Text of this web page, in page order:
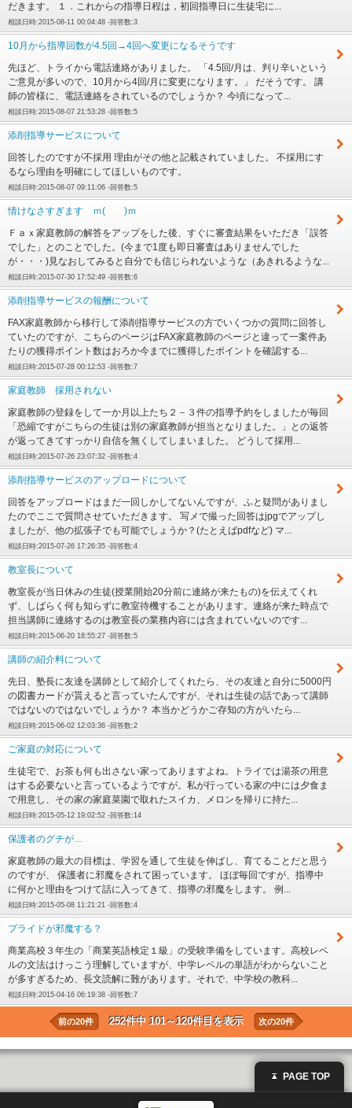
だきます。 １．これからの指導日程は，初回指導日に生徒宅に...
相談日時:2015-08-11 00:04:48 -回答数:3
10月から指導回数が4.5回→4回へ変更になるそうです
先ほど、トライから電話連絡がありました。 「4.5回/月は、判り辛いという
ご意見が多いので、10月から4回/月に変更になります。」 だそうです。 講
師の皆様に、電話連絡をされているのでしょうか？ 今頃になって...
相談日時:2015-08-07 21:53:28 -回答数:5
添削指導サービスについて
回答したのですが不採用 理由がその他と記載されていました。 不採用にす
るなら理由を明確にしてほしいものです。
相談日時:2015-08-07 09:11:06 -回答数:5
情けなさすぎます ｍ( )ｍ
Ｆａｘ家庭教師の解答をアップをした後、すぐに審査結果をいただき「誤答
でした」とのことでした。(今まで1度も即日審査はありませんでした
が・・・)見なおしてみると自分でも信じられないような（あきれるような...
相談日時:2015-07-30 17:52:49 -回答数:6
添削指導サービスの報酬について
FAX家庭教師から移行して添削指導サービスの方でいくつかの質問に回答し
ていたのですが、こちらのページはFAX家庭教師のページと違って一案件あ
たりの獲得ポイント数はおろか今までに獲得したポイントを確認する...
相談日時:2015-07-28 00:12:53 -回答数:7
家庭教師 採用されない
家庭教師の登録をして一か月以上たち２－３件の指導予約をしましたが毎回
「恐縮ですがこちらの生徒は別の家庭教師が担当となりました。」との返答
が返ってきてすっかり自信を無くしてしまいました。 どうして採用...
相談日時:2015-07-26 23:07:32 -回答数:4
添削指導サービスのアップロードについて
回答をアップロードはまだ一回しかしてないんですが、ふと疑問がありまし
たのでここで質問させていただきます。 写メで撮った回答はjpgでアップし
ましたが、他の拡張子でも可能でしょうか？(たとえばpdfなど) マ...
相談日時:2015-07-26 17:26:35 -回答数:4
教室長について
教室長が当日休みの生徒(授業開始20分前に連絡が来たもの)を伝えてくれ
ず、しばらく何も知らずに教室待機することがあります。連絡が来た時点で
担当講師に連絡するのは教室長の業務内容には含まれていないのです...
相談日時:2015-06-20 18:55:27 -回答数:5
講師の紹介料について
先日、塾長に友達を講師として紹介してくれたら、その友達と自分に5000円
の図書カードが貰えると言っていたんですが、それは生徒の話であって講師
ではないのではないでしょうか？ 本当かどうかご存知の方がいたら...
相談日時:2015-06-02 12:03:36 -回答数:2
ご家庭の対応について
生徒宅で、お茶も何も出さない家ってありますよね。トライでは湯茶の用意
はする必要ないと言っているようですが。私が行っている家の中には夕食ま
で用意し、その家の家庭菜園で取れたスイカ、メロンを帰りに持た...
相談日時:2015-05-12 19:02:52 -回答数:14
保護者のグチが…
家庭教師の最大の目標は、学習を通して生徒を伸ばし、育てることだと思う
のですが、 保護者に邪魔をされて困っています。 ほぼ毎回ですが、指導中
に何かと理由をつけて話に入ってきて、指導の邪魔をします。 例...
相談日時:2015-05-08 11:21:21 -回答数:4
プライドが邪魔する？
商業高校３年生の「商業英語検定１級」の受験準備をしています。高校レベ
ルの文法はけっこう理解していますが、中学レベルの単語がわからないこと
が多すぎるため、長文読解に難があります。それで、中学校の教科...
相談日時:2015-04-16 06:19:38 -回答数:7
前の20件 252件中 101～120件目を表示 次の20件
PAGE TOP